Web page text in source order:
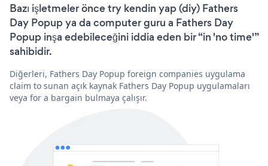
Bazı işletmeler önce try kendin yap (diy) Fathers
Day Popup ya da computer guru a Fathers Day
Popup inşa edebileceğini iddia eden bir “in 'no time'”
sahibidir.
Diğerleri, Fathers Day Popup foreign companies uygulama
claim to sunan açık kaynak Fathers Day Popup uygulamaları
veya for a bargain bulmaya çalışır.